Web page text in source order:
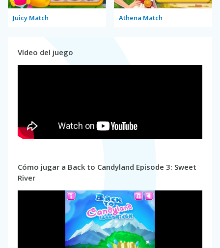
Juicy Match Athena Match
Vídeo del juego
Cómo jugar a Back to Candyland Episode 3: Sweet
River